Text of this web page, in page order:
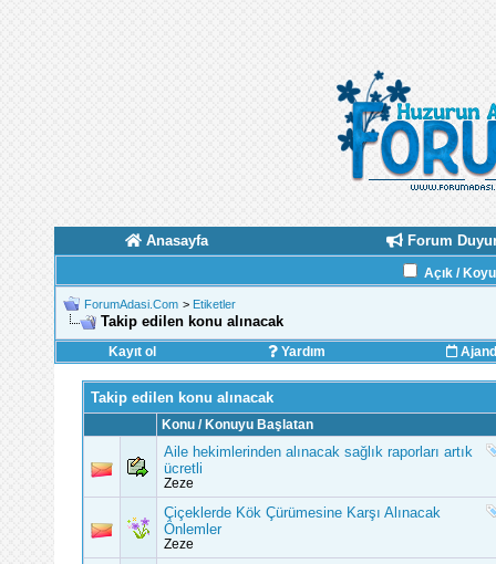
Anasayfa Forum
Açık /
ForumAdasi.Com > Etiketler
Takip edilen konu alınacak
Kayıt ol Yardım
Takip edilen konu alınacak
Konu / Konuyu Başlatan
Aile hekimlerinden alınacak sağlık raporları artık
ücretli
Zeze
Çiçeklerde Kök Çürümesine Karşı Alınacak
Önlemler
Zeze